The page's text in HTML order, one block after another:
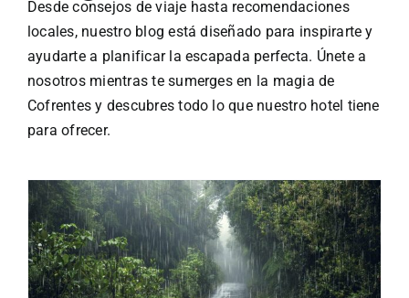
Desde consejos de viaje hasta recomendaciones
locales, nuestro blog está diseñado para inspirarte y
ayudarte a planificar la escapada perfecta. Únete a
nosotros mientras te sumerges en la magia de
Cofrentes y descubres todo lo que nuestro hotel tiene
para ofrecer.